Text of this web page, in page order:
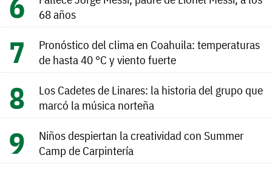
68 años
Pronóstico del clima en Coahuila: temperaturas
de hasta 40 °C y viento fuerte
Los Cadetes de Linares: la historia del grupo que
marcó la música norteña
Niños despiertan la creatividad con Summer
Camp de Carpintería